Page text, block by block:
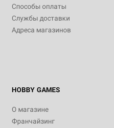
Способы оплаты
Службы доставки
Адреса магазинов
HOBBY GAMES
О магазине
Франчайзинг